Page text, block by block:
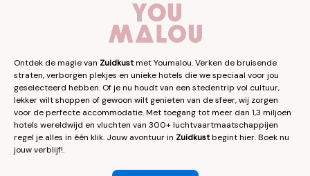
Ontdek de magie van Zuidkustmet Youmalou. Verken de bruisende
straten, verborgen plekjes en unieke hotels die we speciaal voor jou
geselecteerd hebben. Of je nu houdt van een stedentrip vol cultuur,
lekker wilt shoppen of gewoon wilt genieten van de sfeer, wij zorgen
voor de perfecte accommodatie. Met toegang tot meer dan 1,3 miljoen
hotels wereldwijd en vluchten van 300+ luchtvaartmaatschappijen
regel je alles in één klik. Jouw avontuur in Zuidkustbegint hier. Boek nu
jouw verblijf!.